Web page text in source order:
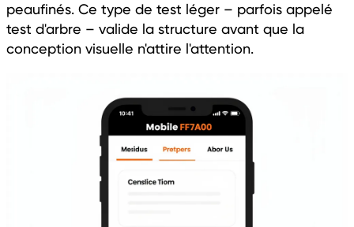
peaufinés. Ce type de test léger – parfois appelé
test d'arbre – valide la structure avant que la
conception visuelle n'attire l'attention.